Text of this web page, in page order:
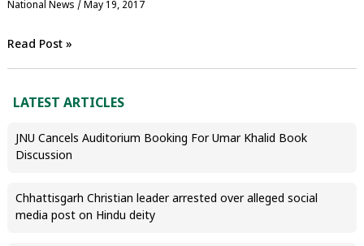
National News / May 19, 2017
Read Post »
LATEST ARTICLES
JNU Cancels Auditorium Booking For Umar Khalid Book
Discussion
Chhattisgarh Christian leader arrested over alleged social
media post on Hindu deity